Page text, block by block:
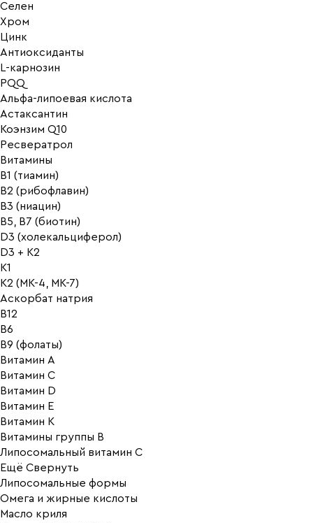
Селен
Хром
Цинк
Антиоксиданты
L-карнозин
PQQ
Альфа-липоевая кислота
Астаксантин
Коэнзим Q10
Ресвератрол
Витамины
B1 (тиамин)
B2 (рибофлавин)
B3 (ниацин)
B5, B7 (биотин)
D3 (холекальциферол)
D3 + K2
K1
K2 (MK-4, MK-7)
Аскорбат натрия
В12
В6
В9 (фолаты)
Витамин A
Витамин C
Витамин D
Витамин E
Витамин K
Витамины группы B
Липосомальный витамин C
Ещё Свернуть
Липосомальные формы
Омега и жирные кислоты
Масло криля